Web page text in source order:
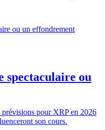
spectaculaire ou
prévisions pour XRP en 2026
son cours.